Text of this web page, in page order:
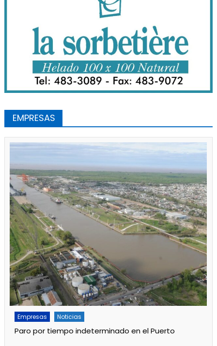
EMPRESAS
Empresas Noticias
Paro por tiempo indeterminado en el Puerto